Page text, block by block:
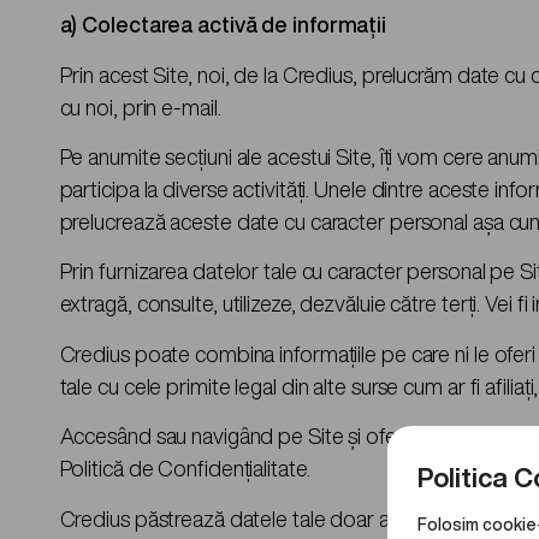
a) Colectarea activă de informații
Prin acest Site, noi, de la Credius, prelucrăm date
cu noi, prin e-mail.
Pe anumite secțiuni ale acestui Site, îți vom cere
participa la diverse activități. Unele dintre aceste
prelucrează aceste date cu caracter personal așa
Prin furnizarea datelor tale cu caracter personal pe
extragă, consulte, utilizeze, dezvăluie către terți. Vei
Credius poate combina informațiile pe care ni le
tale cu cele primite legal din alte surse cum ar fi
Accesând sau navigând pe Site și oferindu-ne
Politică de Confidențialitate.
Credius păstrează datele tale doar atât timp cât
Politica
Folosim